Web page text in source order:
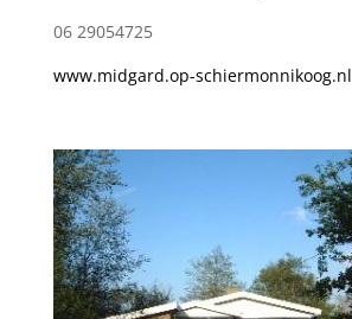
06 29054725
www.midgard.op-schiermonnikoog.nl